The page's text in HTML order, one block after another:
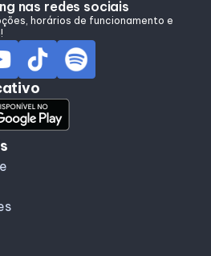
nas redes sociais
horários de funcionamento e